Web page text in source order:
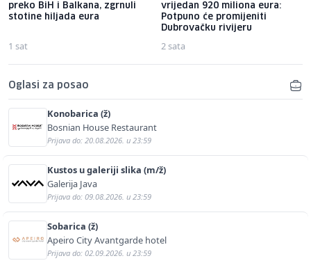
preko BiH i Balkana, zgrnuli
stotine hiljada eura
1 sat
vrijedan 920 miliona eura:
Potpuno će promijeniti
Dubrovačku rivijeru
2 sata
Oglasi za posao
Konobarica (ž)
Bosnian House Restaurant
Prijava do: 20.08.2026. u 23:59
Kustos u galeriji slika (m/ž)
Galerija Java
Prijava do: 09.08.2026. u 23:59
Sobarica (ž)
Apeiro City Avantgarde hotel
Prijava do: 02.09.2026. u 23:59